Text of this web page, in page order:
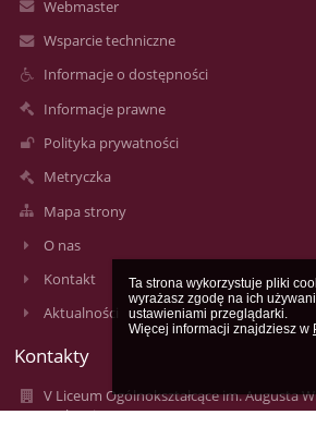
Ta strona wykorzystuje pliki
wyrażasz zgodę na ich
ustawieniami przeglądarki.
Więcej informacji znajdziesz w
Webmaster
Wsparcie techniczne
Informacje o dostępności
Informacje prawne
Polityka prywatności
Metryczka
Mapa strony
O nas
Kontakt
Aktualności
Kontakty
V Liceum Ogólnokształcące im. Augusta
Krakowie